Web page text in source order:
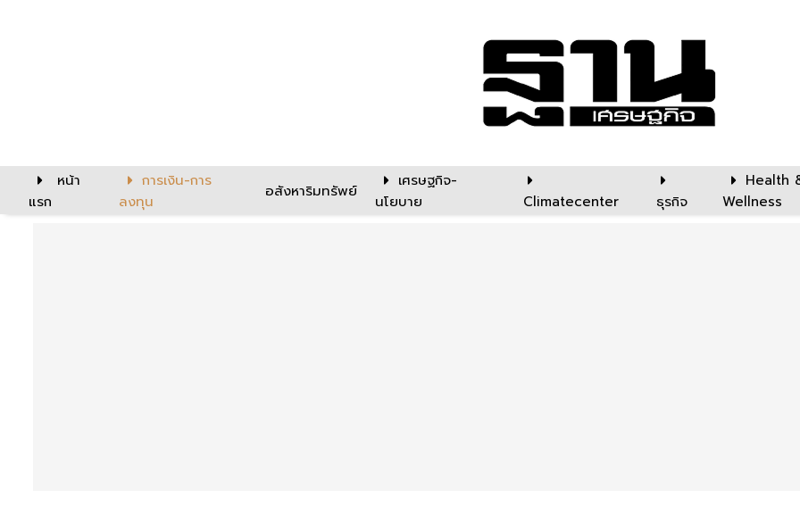
หน้า
แรก
การเงิน-การ
ลงทุน
อสังหาริมทรัพย์
เศรษฐกิจ-
นโยบาย
Climatecenter ธุรกิจ
Health
Wellness